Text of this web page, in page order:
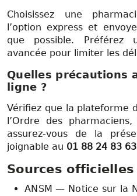
Choisissez une
l’option express et
que possible. Préférez
avancée pour limiter les
Quelles précautions
ligne ?
Vérifiez que la plateforme
l’Ordre des
assurez-vous de la
joignable au 01 88 24 83 63
Sources
ANSM — Notice sur la